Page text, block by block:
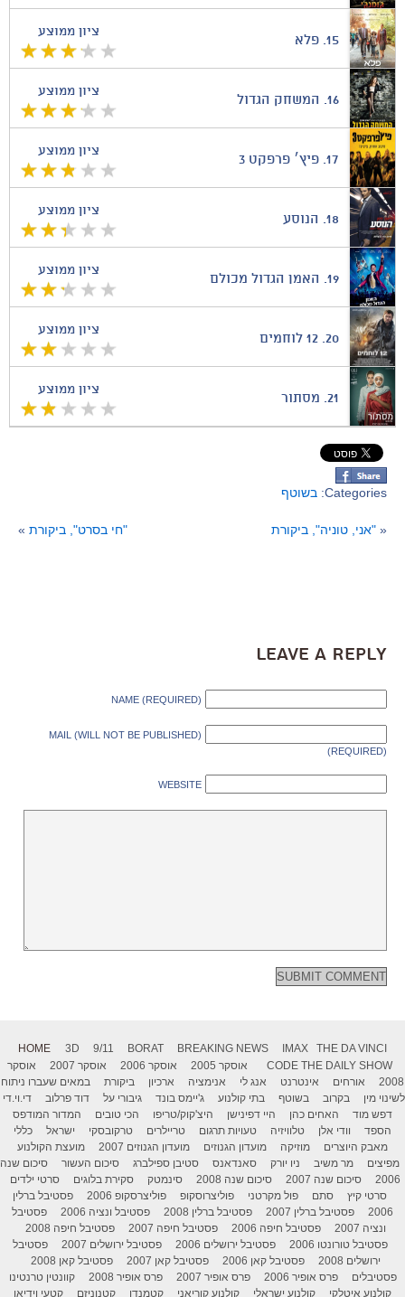
ציון ממוצע
15. פלא
ציון ממוצע
16. המשחק הגדול
ציון ממוצע
17. פיץ׳ פרפקט 3
ציון ממוצע
18. הנוסע
ציון ממוצע
19. האמן הגדול מכולם
ציון ממוצע
20. 12 לוחמים
ציון ממוצע
21. מסתור
Categories: בשוטף
« "אני, טוניה", ביקורת "חי בסרט", ביקורת »
Leave a Reply
NAME (REQUIRED)
MAIL (WILL NOT BE PUBLISHED)
(REQUIRED)
WEBSITE
HOME 3D 9/11 BORAT BREAKING NEWS IMAX
THE DA VINCI
CODE THE DAILY SHOW אוסקר 2005 אוסקר 2006 אוסקר 2007
אוסקר
2008
אורחים אינטרנט אנג לי אנימציה ארכיון ביקורת
במאים שעברו ניתוח
לשינוי מין
בקרוב בשוטף בתי קולנוע ג'יימס בונד גיבורי על דוד פרלוב
די.וי.די
דפש מוד
האחים כהן היי דפינישן היצ'קוק/טריפו הכי טובים
המדור המודפס
הספד
וודי אלן טלוויזיה טעויות תרגום טריילרים טרקובסקי ישראל
כללי
מאבק היוצרים
מוזיקה מועדון הגנוזים מועדון הגנוזים 2007
מועצת הקולנוע
מפיצים
מר משיב ניו יורק סאנדאנס סטיבן ספילברג סיכום העשור
סיכום שנה
2006
סיכום שנה 2007 סיכום שנה 2008 סינמטק סקירת בלוגים
סרטי ילדים
סרטי קיץ
סתם פול מקרטני פוליצרוסקופ פוליצרסקופ 2006
פסטיבל ברלין
2006
פסטיבל ברלין 2007 פסטיבל ברלין 2008 פסטיבל ונציה 2006
פסטיבל
ונציה 2007
פסטיבל חיפה 2006 פסטיבל חיפה 2007
פסטיבל חיפה 2008
פסטיבל טורונטו 2006
פסטיבל ירושלים 2006 פסטיבל ירושלים 2007
פסטיבל
ירושלים 2008
פסטיבל קאן 2006 פסטיבל קאן 2007
פסטיבל קאן 2008
פסטיבלים
פרס אופיר 2006 פרס אופיר 2007 פרס אופיר 2008
קוונטין טרנטינו
קולנוע איטלקי
קולנוע ישראלי קולנוע קוריאני קטמנדו קטנוניזם קטעי וידיאו